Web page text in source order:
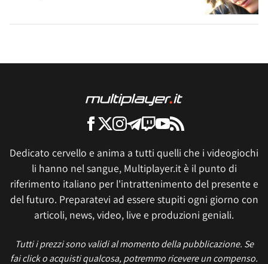
Dedicato cervello e anima a tutti quelli che i videogiochi
li hanno nel sangue, Multiplayer.it è il punto di
riferimento italiano per l'intrattenimento del presente e
del futuro. Preparatevi ad essere stupiti ogni giorno con
articoli, news, video, live e produzioni geniali.
Tutti i prezzi sono validi al momento della pubblicazione. Se
fai click o acquisti qualcosa, potremmo ricevere un compenso.